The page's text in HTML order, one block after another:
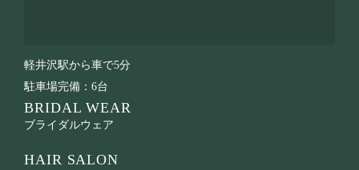
軽井沢駅から車で5分
駐車場完備：6台
BRIDAL WEAR
ブライダルウェア
HAIR SALON